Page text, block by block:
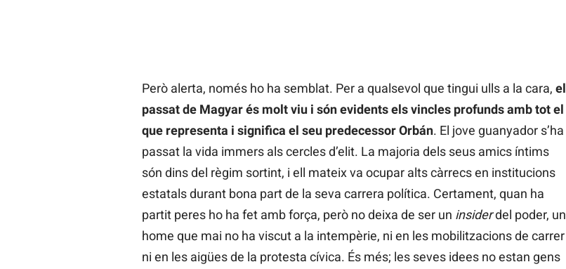
Però alerta, només ho ha semblat. Per a qualsevol que tingui ulls a la cara, el
passat de Magyar és molt viu i són evidents els vincles profunds amb tot el
que representa i significa el seu predecessor Orbán. El jove guanyador s’ha
passat la vida immers als cercles d’elit. La majoria dels seus amics íntims
són dins del règim sortint, i ell mateix va ocupar alts càrrecs en institucions
estatals durant bona part de la seva carrera política. Certament, quan ha
partit peres ho ha fet amb força, però no deixa de ser un insiderdel poder, un
home que mai no ha viscut a la intempèrie, ni en les mobilitzacions de carrer
ni en les aigües de la protesta cívica. És més; les seves idees no estan gens